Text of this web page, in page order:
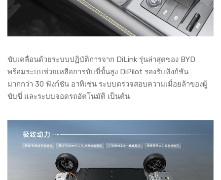
ขับเคลื่อนด้วยระบบปฏิบัติการจาก DiLink รุ่นล่าสุดของ BYD
พร้อมระบบช่วยเหลือการขับขี่ขั้นสูง DiPilot รองรับฟังก์ชัน
มากกว่า 30 ฟังก์ชัน อาทิเช่น ระบบตรวจสอบความเมื่อยล้าของผู้
ขับขี่ และระบบจอดรถอัตโนมัติ เป็นต้น